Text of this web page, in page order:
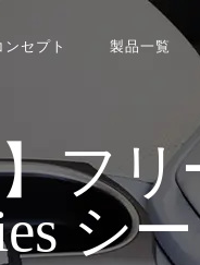
ンセプト 製品一覧
】フ
シ